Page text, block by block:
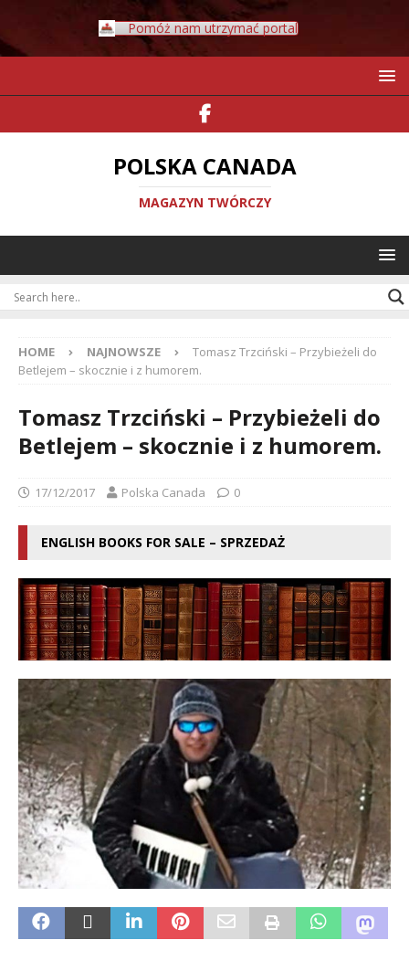
Pomóż nam utrzymać portal
POLSKA CANADA
MAGAZYN TWÓRCZY
HOME NAJNOWSZE
Tomasz Trzciński – Przybieżeli do
Betlejem – skocznie i z humorem.
Tomasz Trzciński – Przybieżeli do
Betlejem – skocznie i z humorem.
17/12/2017 Polska Canada 0
ENGLISH BOOKS FOR SALE – SPRZEDAŻ